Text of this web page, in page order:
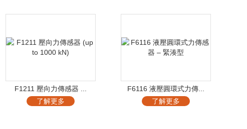
F1211 壓向力傳感器 ...
了解更多
F6116 液壓圓環式力傳...
了解更多